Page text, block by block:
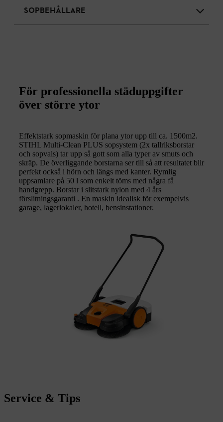
SOPBEHÅLLARE
För professionella städuppgifter
över större ytor
Effektstark sopmaskin för plana ytor upp till ca. 1500m2.
STIHL Multi-Clean PLUS sopsystem (2x tallriksborstar
och sopvals) tar upp så gott som alla typer av smuts och
skräp. De överliggande borstarna ser till så att resultatet blir
perfekt också i hörn och längs med kanter. Rymlig
uppsamlare på 50 l som enkelt töms med några få
handgrepp. Borstar i slitstark nylon med 4 års
förslitningsgaranti . En maskin idealisk för exempelvis
garage, lagerlokaler, hotell, bensinstationer.
Service & Tips